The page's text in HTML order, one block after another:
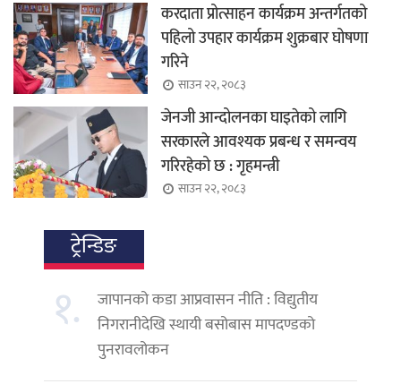
करदाता प्रोत्साहन कार्यक्रम अन्तर्गतको
पहिलो उपहार कार्यक्रम शुक्रबार घोषणा
गरिने
साउन २२, २०८३
जेनजी आन्दोलनका घाइतेको लागि
सरकारले आवश्यक प्रबन्ध र समन्वय
गरिरहेको छ : गृहमन्त्री
साउन २२, २०८३
ट्रेन्डिङ
१.
जापानको कडा आप्रवासन नीति : विद्युतीय
निगरानीदेखि स्थायी बसोबास मापदण्डको
पुनरावलोकन